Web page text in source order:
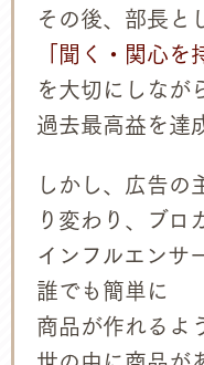
その後、部長と
「聞く・関心を
を大切にしなが
過去最高益を達
しかし、広告の
り変わり、
ブロ
インフルエンサ
誰でも簡単に
商品が作れるよ